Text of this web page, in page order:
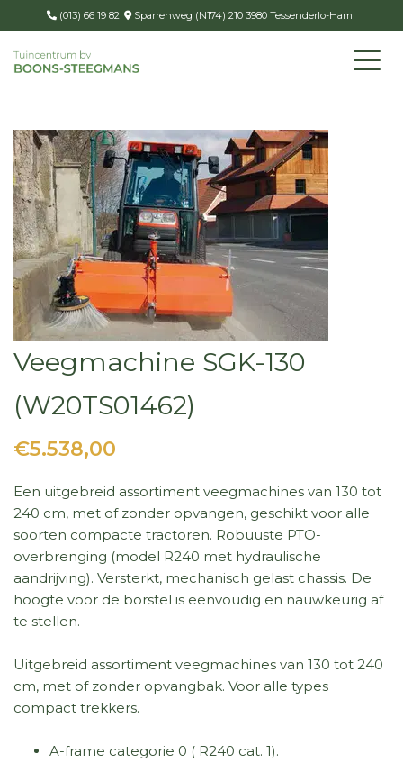
(013) 66 19 82 Sparrenweg (N174) 210 3980 Tessenderlo-Ham
Veegmachine SGK-130
(W20TS01462)
€5.538,00
Een uitgebreid assortiment veegmachines van 130 tot
240 cm, met of zonder opvangen, geschikt voor alle
soorten compacte tractoren. Robuuste PTO-
overbrenging (model R240 met hydraulische
aandrijving). Versterkt, mechanisch gelast chassis. De
hoogte voor de borstel is eenvoudig en nauwkeurig af
te stellen.
Uitgebreid assortiment veegmachines van 130 tot 240
cm, met of zonder opvangbak. Voor alle types
compact trekkers.
A-frame categorie 0 ( R240 cat. 1).